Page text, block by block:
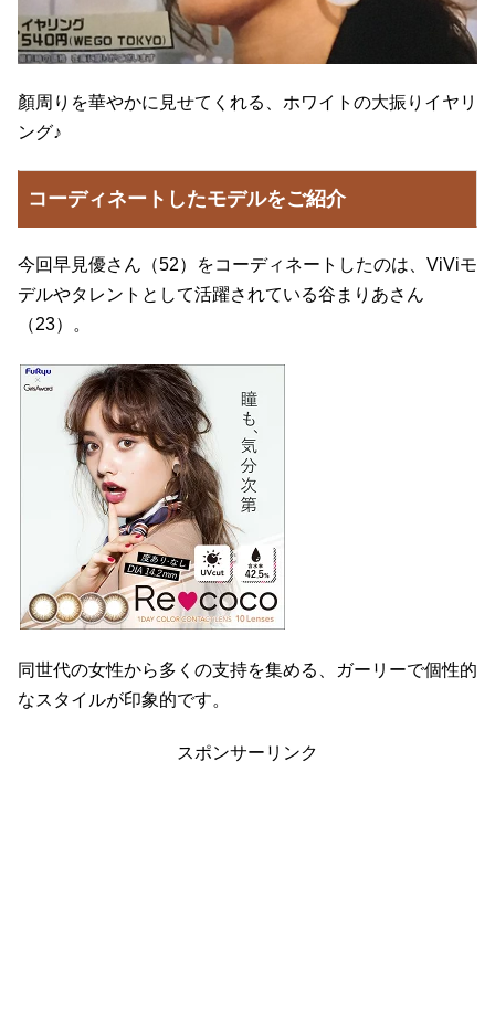
顏周りを華やかに見せてくれる、ホワイトの大振りイヤリ
ング♪
コーディネートしたモデルをご紹介
今回早見優さん（52）をコーディネートしたのは、ViViモ
デルやタレントとして活躍されている谷まりあさん
（23）。
同世代の女性から多くの支持を集める、ガーリーで個性的
なスタイルが印象的です。
スポンサーリンク